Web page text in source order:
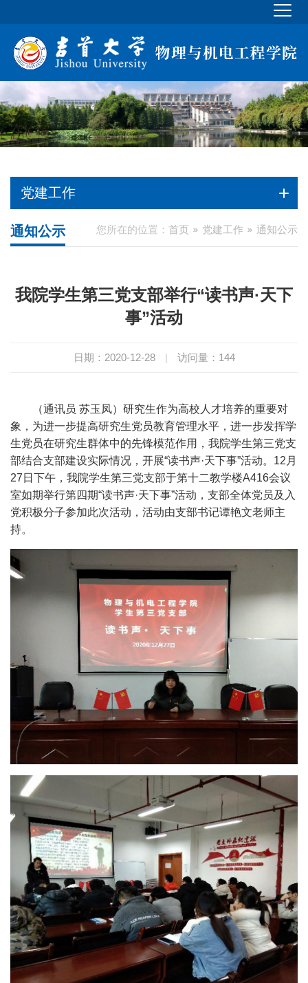
党建工作
您所在的位置： 首页 党建工作 通知公示
通知公示
我院学生第三党支部举行“读书声·天下
事”活动
日期：2020-12-28 | 访问量： 144
（通讯员 苏玉凤）研究生作为高校人才培养的重要对
象，为进一步提高研究生党员教育管理水平，进一步发挥学
生党员在研究生群体中的先锋模范作用，我院学生第三党支
部结合支部建设实际情况，开展“读书声·天下事”活动。 12 月
27 日下午，我院学生第三党支部于第十二教学楼A416会议
室如期举行第四期“读书声·天下事”活动， 支部全体党员及入
党积极分子参加此次活动，活动由支部书记谭艳文老师主
持。